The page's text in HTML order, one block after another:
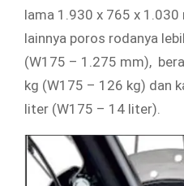
lama 1.930 x 765 x 1.030
lainnya poros rodanya
(W175 – 1.275 mm),
kg (W175 – 126 kg) dan
liter (W175 – 14 liter).